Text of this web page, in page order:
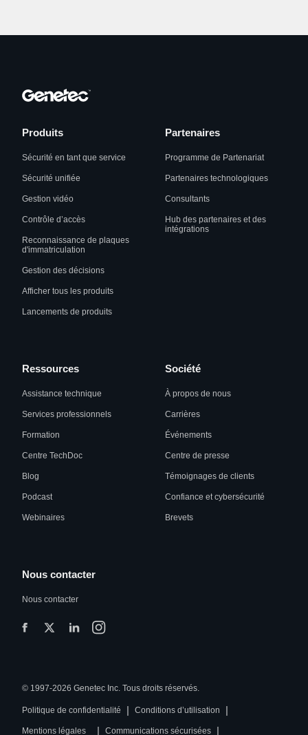
Produits
Sécurité en tant que service
Sécurité unifiée
Gestion vidéo
Contrôle d’accès
Reconnaissance de plaques
d'immatriculation
Gestion des décisions
Afficher tous les produits
Lancements de produits
Partenaires
Programme de Partenariat
Partenaires technologiques
Consultants
Hub des partenaires et des
intégrations
Ressources
Assistance technique
Services professionnels
Formation
Centre TechDoc
Blog
Podcast
Webinaires
Société
À propos de nous
Carrières
Événements
Centre de presse
Témoignages de clients
Confiance et cybersécurité
Brevets
Nous contacter
Nous contacter
© 1997-2026 Genetec Inc. Tous droits réservés.
Politique de confidentialité | Conditions d’utilisation |
Mentions légales | Communications sécurisées |